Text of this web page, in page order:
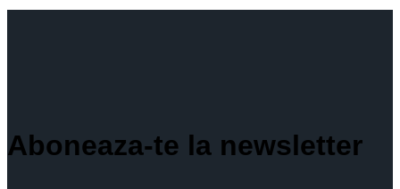
Aboneaza-te la newsletter